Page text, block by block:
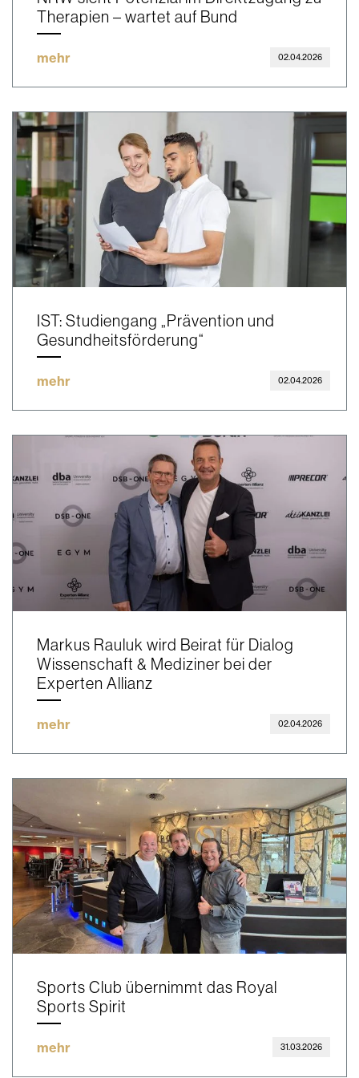
Therapien – wartet auf Bund
mehr 02.04.2026
IST: Studiengang „Prävention und
Gesundheitsförderung“
mehr 02.04.2026
Markus Rauluk wird Beirat für Dialog
Wissenschaft & Mediziner bei der
Experten Allianz
mehr 02.04.2026
Sports Club übernimmt das Royal
Sports Spirit
mehr 31.03.2026